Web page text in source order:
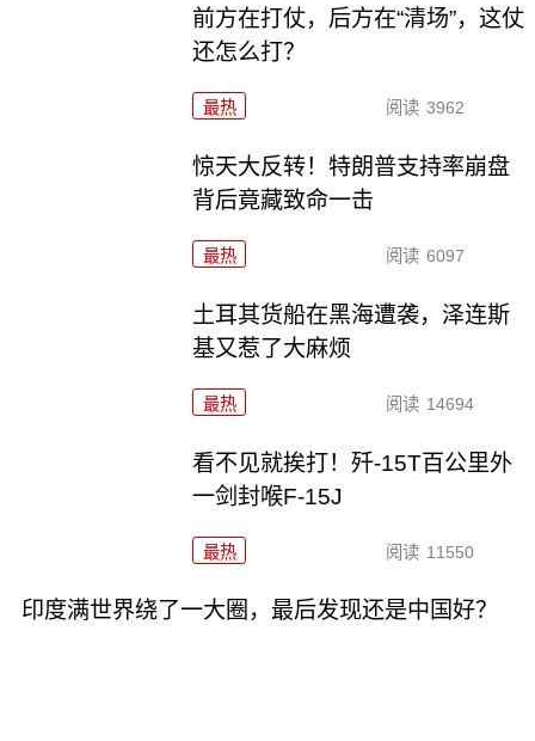
前方在打仗，后方在“清场”，这仗
还怎么打？
最热 阅读 3962
惊天大反转！特朗普支持率崩盘
背后竟藏致命一击
最热 阅读 6097
土耳其货船在黑海遭袭，泽连斯
基又惹了大麻烦
最热 阅读 14694
看不见就挨打！歼-15T百公里外
一剑封喉F-15J
最热 阅读 11550
印度满世界绕了一大圈，最后发现还是中国好？